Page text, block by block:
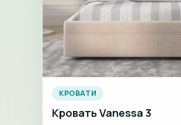
КРОВАТИ
Кровать Vanessa 3